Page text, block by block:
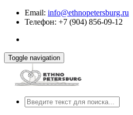
Email: info@ethnopetersburg.ru
Телефон: +7 (904) 856-09-12
Toggle navigation